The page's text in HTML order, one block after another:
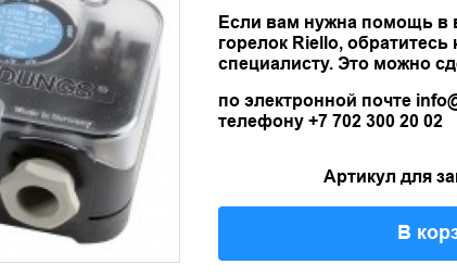
Если вам нужна помощь в
горелок Riello,
специалисту. Это можно
по электронной почте
телефону +7 702 300 20 02
Артикул для
В